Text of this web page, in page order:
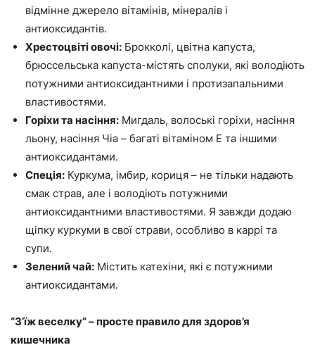
відмінне джерело вітамінів, мінералів і
антиоксидантів.
Хрестоцвіті овочі: Брокколі, цвітна капуста,
брюссельська капуста-містять сполуки, які володіють
потужними антиоксидантними і протизапальними
властивостями.
Горіхи та насіння: Мигдаль, волоські горіхи, насіння
льону, насіння Чіа – багаті вітаміном Е та іншими
антиоксидантами.
Спеція: Куркума, імбир, кориця – не тільки надають
смак страв, але і володіють потужними
антиоксидантними властивостями. Я завжди додаю
щіпку куркуми в свої страви, особливо в каррі та
супи.
Зелений чай: Містить катехіни, які є потужними
антиоксидантами.
“З’їж веселку” – просте правило для здоров’я
кишечника